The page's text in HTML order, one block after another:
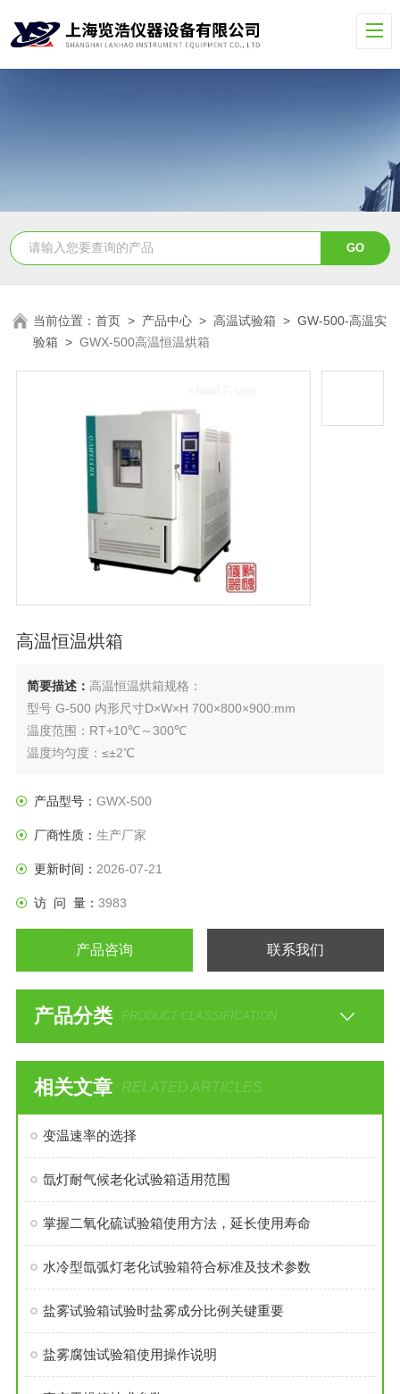
当前位置：首页 > 产品中心 >高温试验箱 >GW-500-高温实
验箱 >GWX-500高温恒温烘箱
高温恒温烘箱
简要描述： 高温恒温烘箱规格：
型号 G-500 内形尺寸D×W×H 700×800×900:mm
温度范围：RT+10℃～300℃
温度均匀度：≤±2℃
产品型号： GWX-500
厂商性质： 生产厂家
更新时间： 2026-07-21
访 问 量： 3983
产品咨询 联系我们
产品分类 PRODUCT CLASSIFICATION
相关文章 RELATED ARTICLES
变温速率的选择
氙灯耐气候老化试验箱适用范围
掌握二氧化硫试验箱使用方法，延长使用寿命
水冷型氙弧灯老化试验箱符合标准及技术参数
盐雾试验箱试验时盐雾成分比例关键重要
盐雾腐蚀试验箱使用操作说明